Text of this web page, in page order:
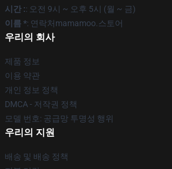
시간 :: 오전 9시 ~ 오후 5시 (월 ~ 금)
이름 *: 연락처mamamoo.스토어
우리의 회사
제품 정보
이용 약관
개인 정보 정책
DMCA - 저작권 정책
모델 번호: 공급망 투명성 행위
우리의 지원
배송 및 배송 정책